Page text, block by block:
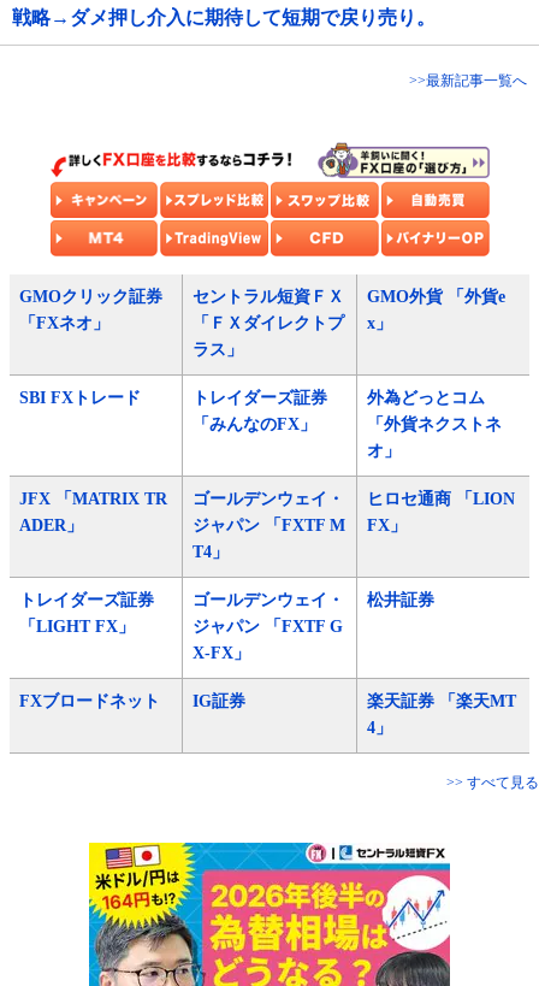
戦略→ダメ押し介入に期待して短期で戻り売り。
>>最新記事一覧へ
GMOクリック証券
「FXネオ」
セントラル短資ＦＸ
「ＦＸダイレクトプ
ラス」
GMO外貨 「外貨e
x」
SBI FXトレード
トレイダーズ証券
「みんなのFX」
外為どっとコム
「外貨ネクストネ
オ」
JFX 「MATRIX TR
ADER」
ゴールデンウェイ・
ジャパン 「FXTF M
T4」
ヒロセ通商 「LION
FX」
トレイダーズ証券
「LIGHT FX」
ゴールデンウェイ・
ジャパン 「FXTF G
X-FX」
松井証券
FXブロードネット IG証券
楽天証券 「楽天MT
4」
>> すべて見る